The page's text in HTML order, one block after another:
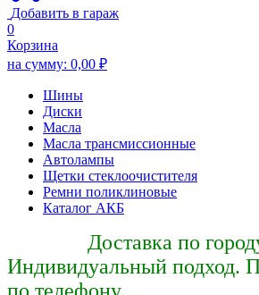
Добавить в гараж
0
Корзина
на сумму: 0,00 ₽
Шины
Диски
Масла
Масла трансмиссионные
Автолампы
Щетки стеклоочистителя
Ремни поликлиновые
Каталог АКБ
Доставка по
Индивидуальный подход.